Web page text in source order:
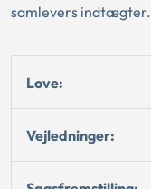
samlevers indtægter.
Love:
Vejledninger: